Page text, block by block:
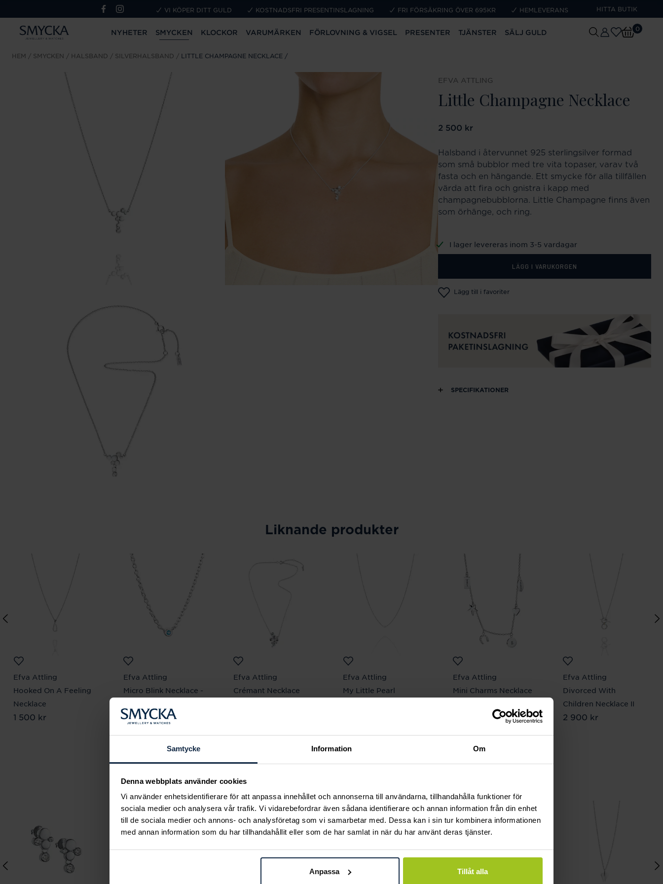
Samtycke Information Om
Denna webbplats använder cookies
Vi använder enhetsidentifierare för att anpassa innehållet och annonserna till användarna, tillhandahålla funktioner för
sociala medier och analysera vår trafik. Vi vidarebefordrar även sådana identifierare och annan information från din enhet
till de sociala medier och annons- och analysföretag som vi samarbetar med. Dessa kan i sin tur kombinera informationen
med annan information som du har tillhandahållit eller som de har samlat in när du har använt deras tjänster.
Anpassa Tillåt alla
VI KÖPER DITT GULD KOSTNADSFRI PRESENTINSLAGNING FRI FÖRSÄKRING ÖVER 695KR HEMLEVERANS HITTA BUTIK
NYHETER SMYCKEN KLOCKOR VARUMÄRKEN FÖRLOVNING & VIGSEL PRESENTER TJÄNSTER SÄLJ GULD 0
HEM SMYCKEN HALSBAND SILVERHALSBAND LITTLE CHAMPAGNE NECKLACE
EFVA ATTLING
Little Champagne Necklace
Pris:2 500 kr
2 500 kr
Halsband i återvunnet 925 sterlingsilver formad
som små bubblor med tre vita topaser, varav två
fasta och en hängande. Ett smycke för alla tillfällen
värda att fira och gnistra i kapp med
champagnebubblorna. Little Champagne finns även
som örhänge, och ring.
I lager levereras inom 3-5 vardagar
LÄGG I VARUKORGEN
Lägg till i favoriter
SPECIFIKATIONER
Liknande produkter
Efva Attling
Hooked On A Feeling
Necklace
Pris:1 500 kr
1 500 kr
Efva Attling
Micro Blink Necklace -
Pris: 1 100 kr
1 100 kr
Efva Attling
Crémant Necklace
Efva Attling
My Little Pearl
Efva Attling
Mini Charms Necklace
Efva Attling
Divorced With
Children Necklace II
Pris:2 900 kr
2 900 kr